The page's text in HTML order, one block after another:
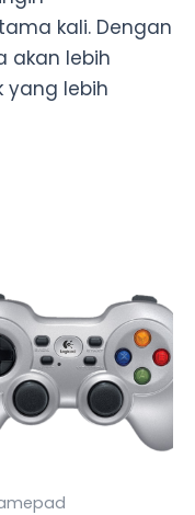
kali. Dengan
akan lebih
yang lebih